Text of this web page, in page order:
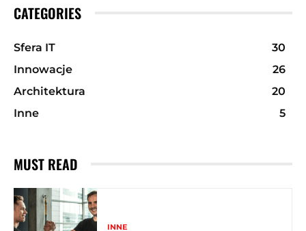
CATEGORIES
Sfera IT
30
Innowacje
26
Architektura
20
Inne
5
MUST READ
INNE